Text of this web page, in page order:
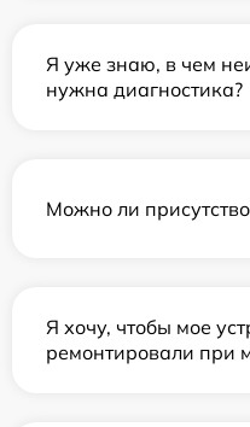
Я уже знаю, в чем
нужна диагностика?
Можно ли
Я хочу, чтобы мое
ремонтировали при